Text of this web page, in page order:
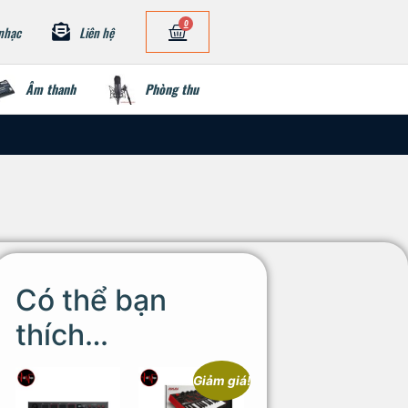
Liên hệ 0
Âm thanh Phòng thu
Có thể bạn
thích…
Giảm giá!